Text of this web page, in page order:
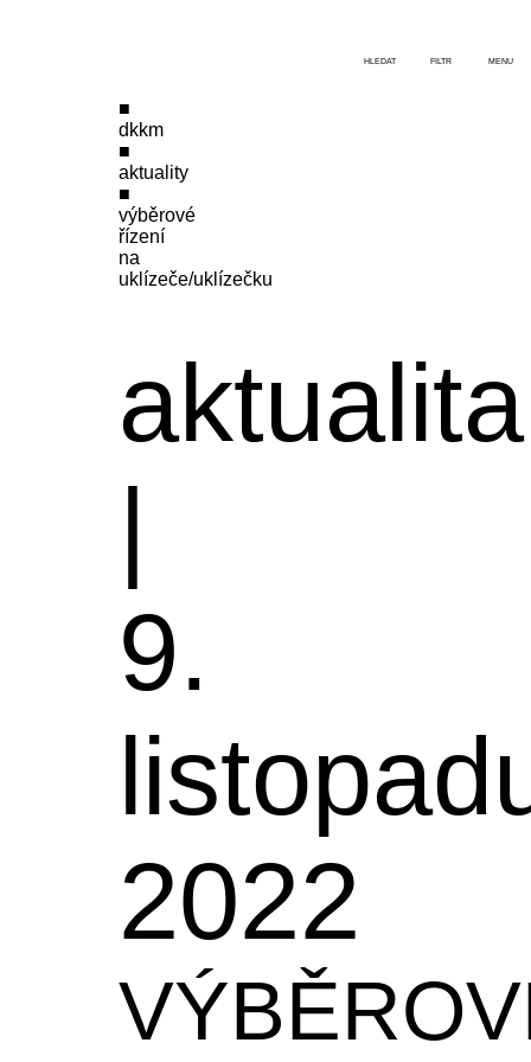
dkkm
aktuality
výběrové
řízení
na
uklízeče/uklízečku
aktualita
|
9.
2022
HLEDAT FILTR MENU